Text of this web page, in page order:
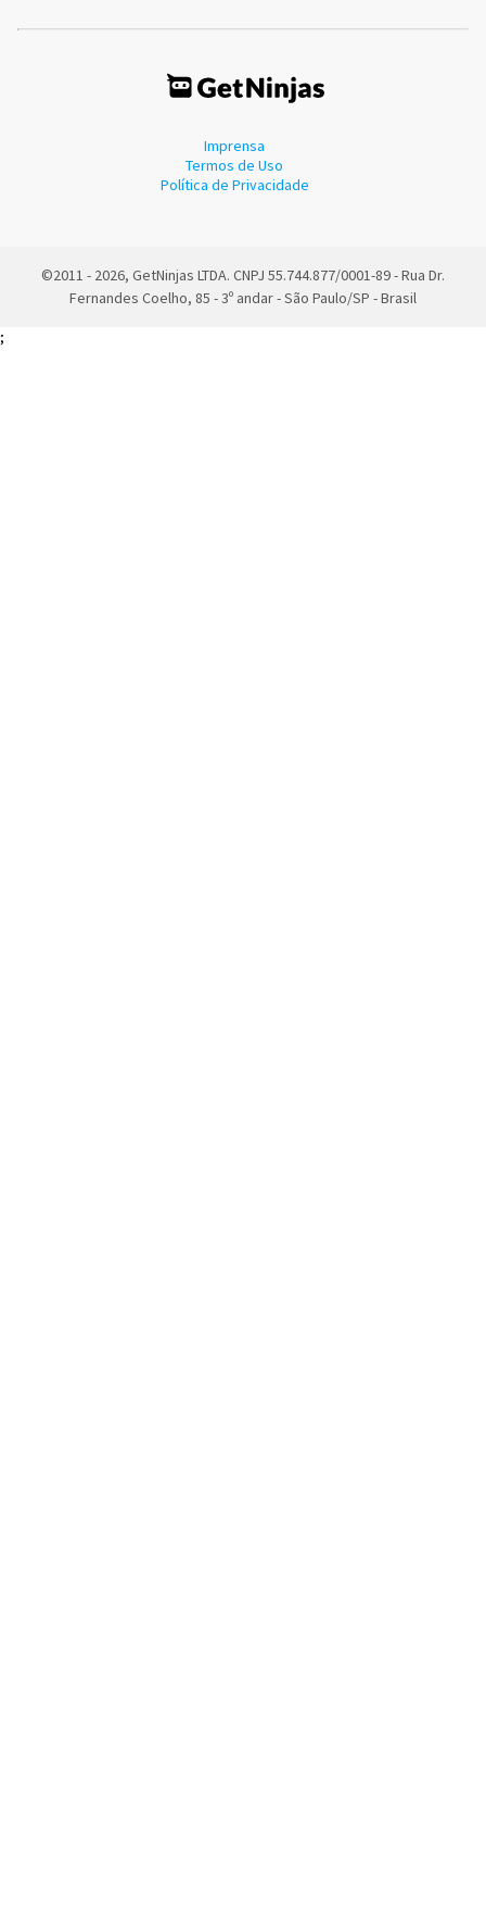
Imprensa
Termos de Uso
Política de Privacidade
©2011 - 2026, GetNinjas LTDA. CNPJ 55.744.877/0001-89 - Rua Dr.
Fernandes Coelho, 85 - 3º andar - São Paulo/SP - Brasil
;